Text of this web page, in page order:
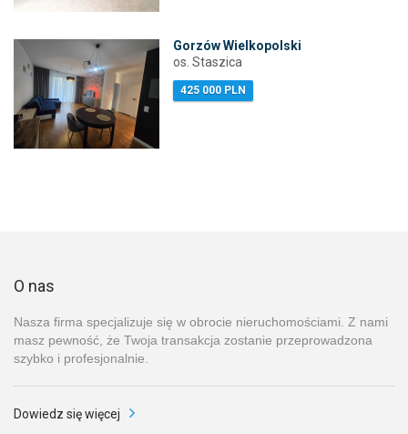
Gorzów Wielkopolski
os. Staszica
425 000 PLN
O nas
Nasza firma specjalizuje się w obrocie nieruchomościami. Z nami
masz pewność, że Twoja transakcja zostanie przeprowadzona
szybko i profesjonalnie.
Dowiedz się więcej